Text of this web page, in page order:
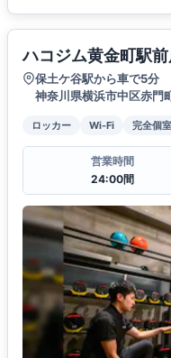
ハコジム黄金町駅
保土ケ谷駅から車で5分
神奈川県横浜市中区赤
ロッカー Wi-Fi 完全個室
営業時間
24:00間